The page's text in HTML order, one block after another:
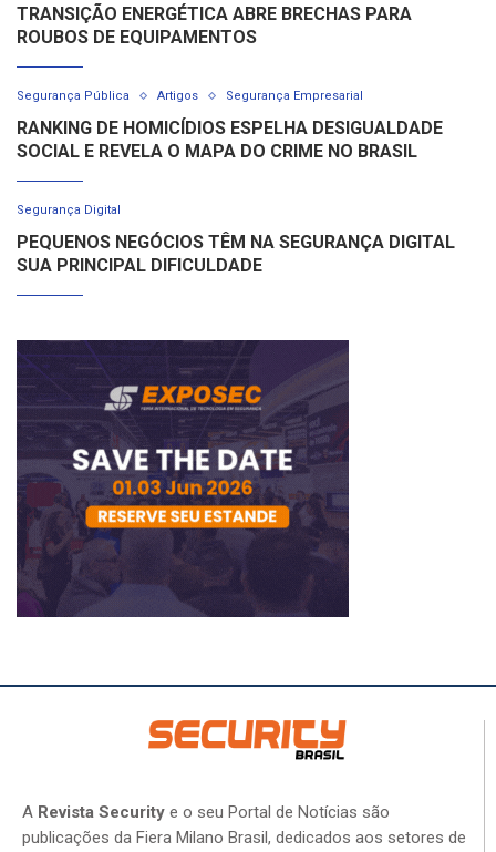
TRANSIÇÃO ENERGÉTICA ABRE BRECHAS PARA
ROUBOS DE EQUIPAMENTOS
Segurança Pública Artigos Segurança Empresarial
RANKING DE HOMICÍDIOS ESPELHA DESIGUALDADE
SOCIAL E REVELA O MAPA DO CRIME NO BRASIL
Segurança Digital
PEQUENOS NEGÓCIOS TÊM NA SEGURANÇA DIGITAL
SUA PRINCIPAL DIFICULDADE
A Revista Security e o seu Portal de Notícias são
publicações da Fiera Milano Brasil, dedicados aos setores de